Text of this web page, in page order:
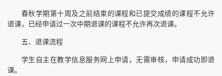
春秋学期第十周及之前结束的课程和已提交成绩的课程不允许
退课，已经申请过一次中期退课的课程不允许再次退课。
五、退课流程
学生自主在教学信息服务网上申请，无需审核，申请成功即退
课。